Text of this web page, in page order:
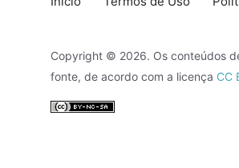
Copyright © 2026. Os conteúdos
fonte, de acordo com a licença CC